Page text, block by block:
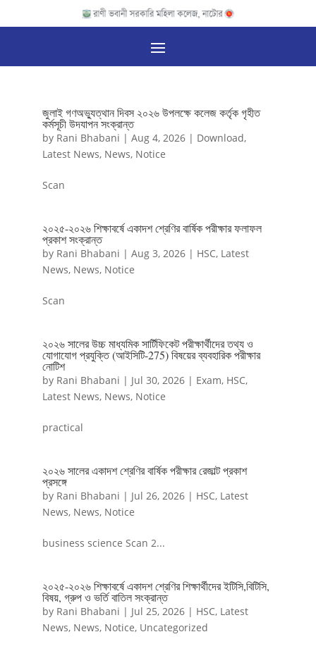
জুলাই গণঅভ্যুত্থান দিবস ২০২৬ উপলক্ষে কলেজ কর্তৃক গৃহীত
কর্মসূচী উদযাপন সংক্রান্ত
by Rani Bhabani | Aug 4, 2026| Download,
Latest News, News, Notice
Scan
২০২৫-২০২৬ শিক্ষাবর্ষে একাদশ শ্রেণির বার্ষিক পরীক্ষার ফলাফল
প্রকাশ সংক্রান্ত
by Rani Bhabani | Aug 3, 2026| HSC, Latest
News, News, Notice
Scan
২০২৬ সালের উচ্চ মাধ্যমিক সার্টিফিকেট পরীক্ষার্থীদের তথ্য ও
যোগাযোগ প্রযুক্তি (আইসিটি-275) বিষয়ের ব্যবহারিক পরীক্ষার
নোটিশ
by Rani Bhabani | Jul 30, 2026| Exam, HSC,
Latest News, News, Notice
practical
২০২৬ সালের একাদশ শ্রেণির বার্ষিক পরীক্ষার রেজাল্ট প্রকাশ
প্রসঙ্গে
by Rani Bhabani | Jul 26, 2026| HSC, Latest
News, News, Notice
business science Scan 2...
২০২৫-২০২৬ শিক্ষাবর্ষে একাদশ শ্রেণির শিক্ষার্থীদের ইটিসি,বিটিসি,
বিষয়, গ্রুপ ও ভর্তি বাতিল সংক্রান্ত
by Rani Bhabani | Jul 25, 2026| HSC, Latest
News, News, Notice, Uncategorized